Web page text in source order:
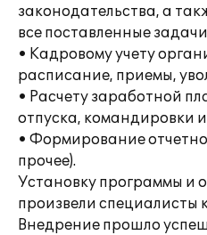
законодательства, а
все поставленные
• Кадровому учету
расписание, приемы,
• Расчету заработной
отпуска, командировки и
• Формирование
прочее).
Установку программы и
произвели специалисты
Внедрение прошло